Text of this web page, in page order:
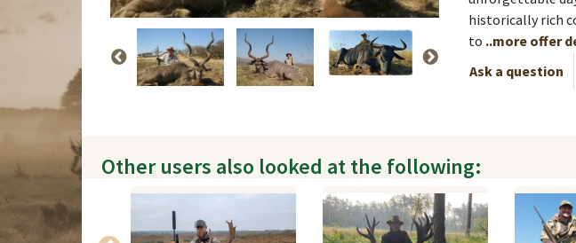
historically rich
to ..more offer
Ask a question
Other users also looked at the following: